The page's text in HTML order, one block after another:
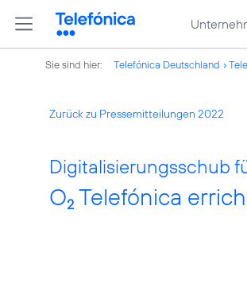
Sie sind hier: Telefónica Deutschland
Zurück zu Pressemitteilungen 2022
Digitalisierungsschub
O2 Telefónica